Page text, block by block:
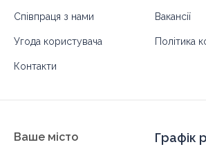
Співпраця з нами Вакансії
Угода користувача Політика
Контакти
Ваше місто Графік